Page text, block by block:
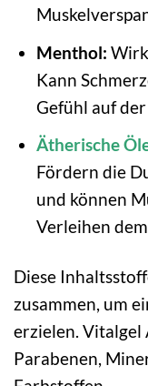
Menthol:
Kann
Gefühl auf der
Ätherische
Fördern die
und können
Verleihen
Diese
zusammen, um
erzielen. Vitalgel
Parabenen,